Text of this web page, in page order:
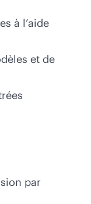
à l’aide
et de
par